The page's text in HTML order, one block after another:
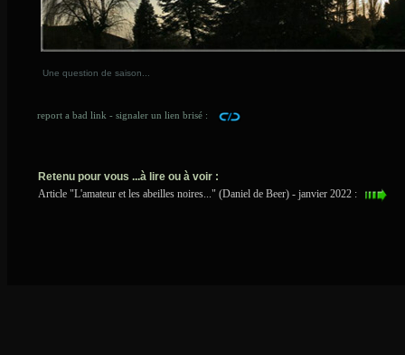
Une question de saison...
report a bad link - signaler un lien brisé :